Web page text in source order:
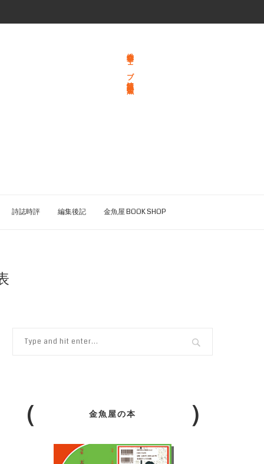
総合文学ウェブ情報誌 文学金魚
詩誌時評 編集後記 金魚屋 BOOK SHOP
金魚屋の本